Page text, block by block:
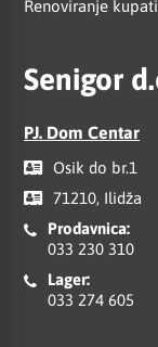
Renoviranje
Senigor
PJ. Dom Centar
Osik do br.1
71210, Ilidža
Prodavnica:
033 230 310
Lager:
033 274 605